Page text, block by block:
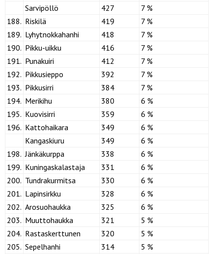
Sarvipöllö
427
7 %
188. Riskilä 419
7 %
189. Lyhytnokkahanhi 418
7 %
190. Pikku-uikku 416
7 %
191. Punakuiri 412
7 %
192. Pikkusieppo 392
7 %
193. Pikkusirri 384
7 %
194. Merikihu 380
6 %
195. Kuovisirri 359
6 %
196. Kattohaikara 349
6 %
Kangaskiuru
349
6 %
198. Jänkäkurppa 338
6 %
199. Kuningaskalastaja 331
6 %
200. Tundrakurmitsa 330
6 %
201. Lapinsirkku 328
6 %
202. Arosuohaukka 325
6 %
203. Muuttohaukka 321
5 %
204. Rastaskerttunen 320
5 %
205. Sepelhanhi 314
5 %